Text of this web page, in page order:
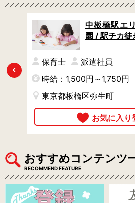
Previous
中板橋駅エ
園 / 駅チカ
ッフ様が活躍
保育士
派遣社員
時給：1,500円～1,750円
東京都板橋区弥生町
おすすめコンテンツ
RECOMMEND FEATURE